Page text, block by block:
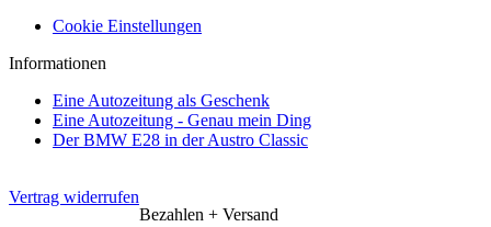
Cookie Einstellungen
Informationen
Eine Autozeitung als Geschenk
Eine Autozeitung - Genau mein Ding
Der BMW E28 in der Austro Classic
Vertrag widerrufen
Bezahlen + Versand